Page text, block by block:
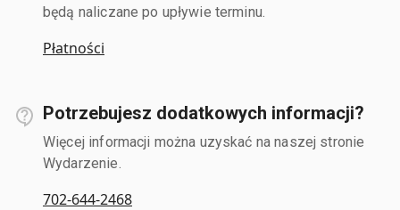
będą naliczane po upływie terminu.
Płatności
Potrzebujesz dodatkowych informacji?
Więcej informacji można uzyskać na naszej stronie
Wydarzenie.
702-644-2468